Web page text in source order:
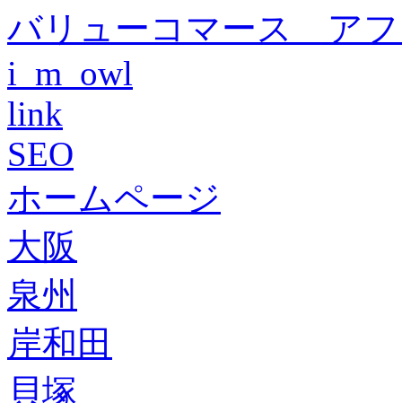
バリューコマース ア
i_m_owl
link
SEO
ホームページ
大阪
泉州
岸和田
貝塚